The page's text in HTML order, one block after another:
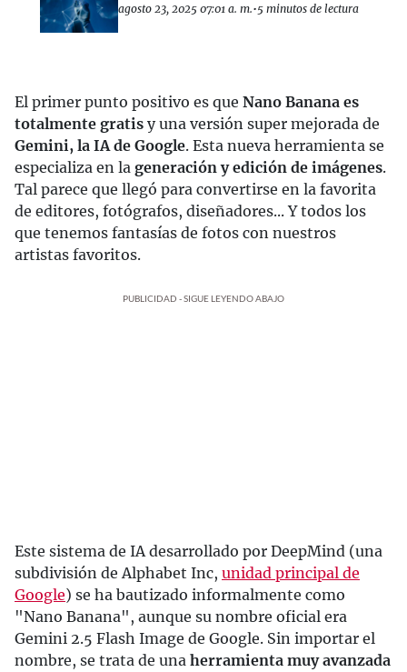
agosto 23, 2025 07:01 a. m.•5 minutos de lectura
El primer punto positivo es que Nano Banana es
totalmente gratis y una versión super mejorada de
Gemini, la IA de Google. Esta nueva herramienta se
especializa en la generación y edición de imágenes.
Tal parece que llegó para convertirse en la favorita
de editores, fotógrafos, diseñadores... Y todos los
que tenemos fantasías de fotos con nuestros
artistas favoritos.
PUBLICIDAD - SIGUE LEYENDO ABAJO
Este sistema de IA desarrollado por DeepMind (una
subdivisión de Alphabet Inc, unidad principal de
Google) se ha bautizado informalmente como
"Nano Banana", aunque su nombre oficial era
Gemini 2.5 Flash Image de Google. Sin importar el
nombre, se trata de una herramienta muy avanzada